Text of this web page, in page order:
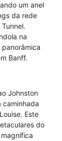
um anel
da rede
na
Banff.
Johnston
caminhada
Este
do